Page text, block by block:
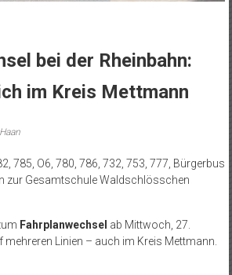
bei der Rheinbahn:
im Kreis Mettmann
785, O6, 780, 786, 732, 753, 777, Bürgerbus
zur Gesamtschule Waldschlösschen
Fahrplanwechsel ab Mittwoch, 27.
mehreren Linien – auch im Kreis Mettmann.